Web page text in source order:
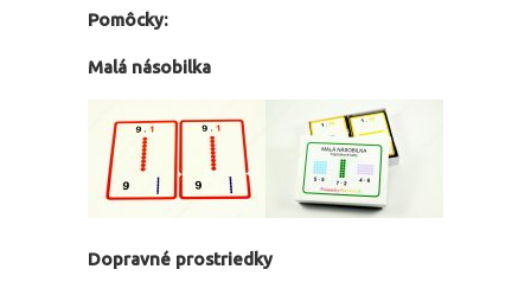
Pomôcky:
Malá násobilka
Dopravné prostriedky